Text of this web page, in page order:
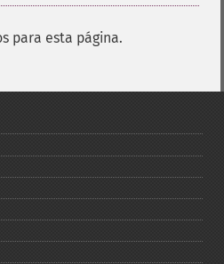
para esta página.